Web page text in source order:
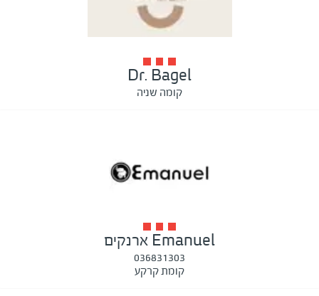
Dr. Bagel
קומה שניה
Emanuel ארנקים
036831303
קומת קרקע